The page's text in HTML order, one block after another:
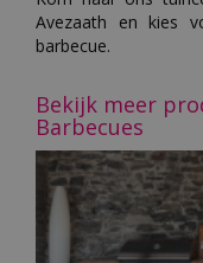
Avezaath en kies
barbecue.
Bekijk meer
Barbecues